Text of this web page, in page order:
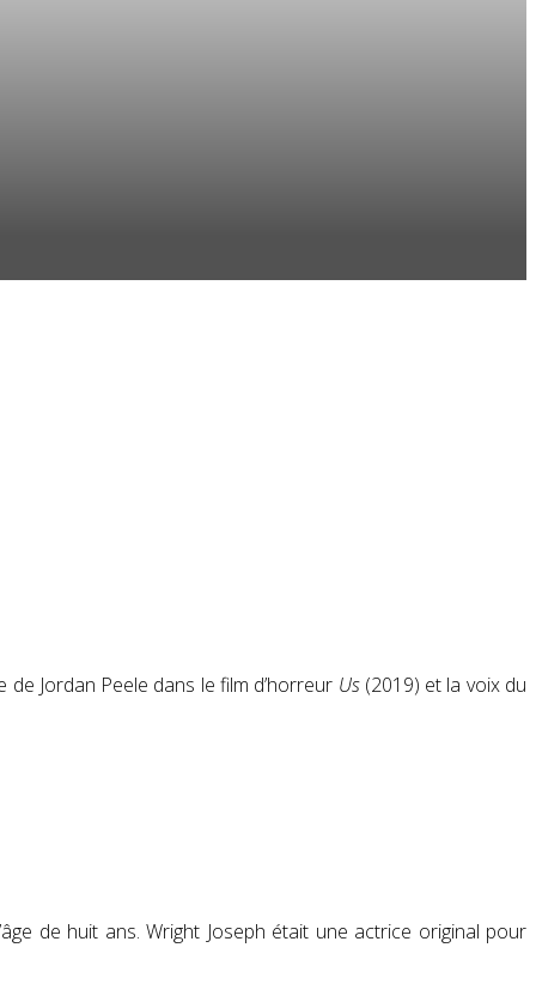
Jordan Peele dans le film d’horreur Us (2019) et la voix du
de huit ans. Wright Joseph était une actrice original pour